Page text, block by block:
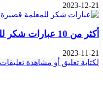
2023-12-21
أكثر من 10 عبارات شكر للمعلمة قصيرة جدا
2023-11-21
لكتابة تعليق أو مشاهدة